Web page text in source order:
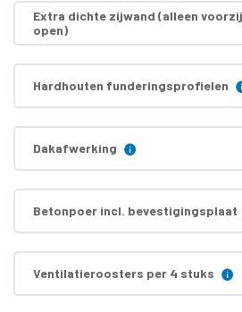
Extra dichte zijwand (alleen
open)
Hardhouten funderingsprofielen
Dakafwerking
Betonpoer incl. bevestigingsplaat
Ventilatieroosters per 4 stuks